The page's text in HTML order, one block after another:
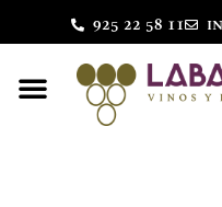
925 22 58 11